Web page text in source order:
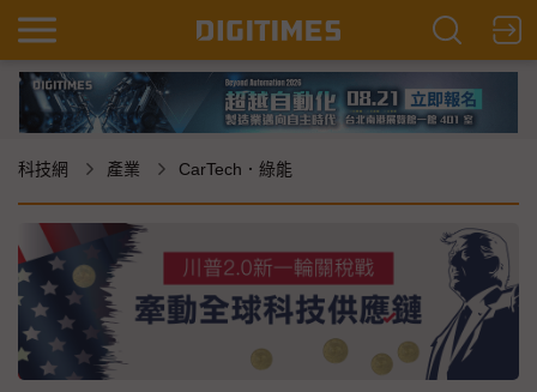
科技網 產業 CarTech．綠能